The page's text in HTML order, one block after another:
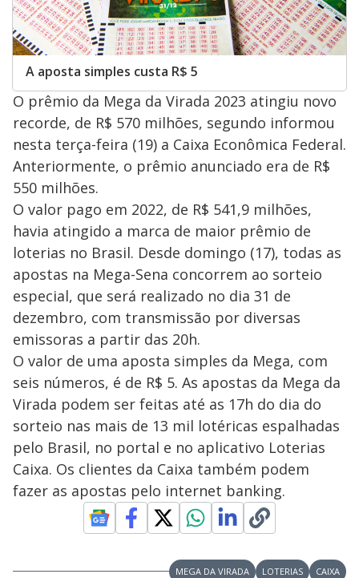
A aposta simples custa R$ 5
O prêmio da Mega da Virada 2023 atingiu novo
recorde, de R$ 570 milhões, segundo informou
nesta terça-feira (19) a Caixa Econômica Federal.
Anteriormente, o prêmio anunciado era de R$
550 milhões.
O valor pago em 2022, de R$ 541,9 milhões,
havia atingido a marca de maior prêmio de
loterias no Brasil. Desde domingo (17), todas as
apostas na Mega-Sena concorrem ao sorteio
especial, que será realizado no dia 31 de
dezembro, com transmissão por diversas
emissoras a partir das 20h.
O valor de uma aposta simples da Mega, com
seis números, é de R$ 5. As apostas da Mega da
Virada podem ser feitas até as 17h do dia do
sorteio nas mais de 13 mil lotéricas espalhadas
pelo Brasil, no portal e no aplicativo Loterias
Caixa. Os clientes da Caixa também podem
fazer as apostas pelo internet banking.
MEGA DA VIRADA LOTERIAS CAIXA